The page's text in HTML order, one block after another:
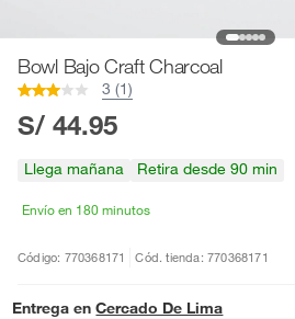
Bowl Bajo Craft Charcoal
3 (1)
S/ 44.95
Llega mañana Retira desde 90 min
Envío en 180 minutos
Código: 770368171 Cód. tienda: 770368171
Entrega en Cercado De Lima